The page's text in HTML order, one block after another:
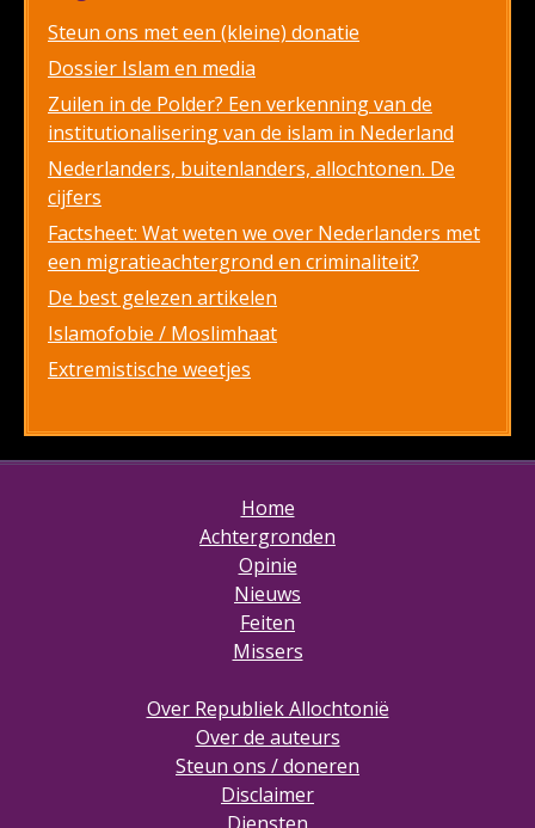
Steun ons met een (kleine) donatie
Dossier Islam en media
Zuilen in de Polder? Een verkenning van de
institutionalisering van de islam in Nederland
Nederlanders, buitenlanders, allochtonen. De
cijfers
Factsheet: Wat weten we over Nederlanders met
een migratieachtergrond en criminaliteit?
De best gelezen artikelen
Islamofobie / Moslimhaat
Extremistische weetjes
Home
Achtergronden
Opinie
Nieuws
Feiten
Missers
Over Republiek Allochtonië
Over de auteurs
Steun ons / doneren
Disclaimer